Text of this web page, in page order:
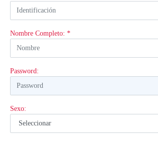
Nombre Completo: *
Password:
Sexo: